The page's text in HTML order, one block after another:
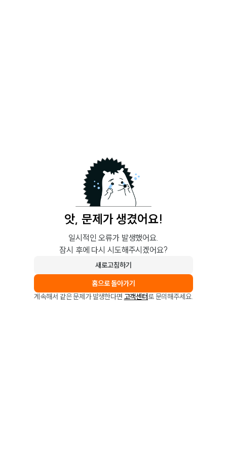
앗, 문제가 생겼어요!
일시적인 오류가 발생했어요.
잠시 후에 다시 시도해주시겠어요?
새로고침하기
홈으로 돌아가기
계속해서 같은 문제가 발생한다면 고객센터로 문의해주세요.